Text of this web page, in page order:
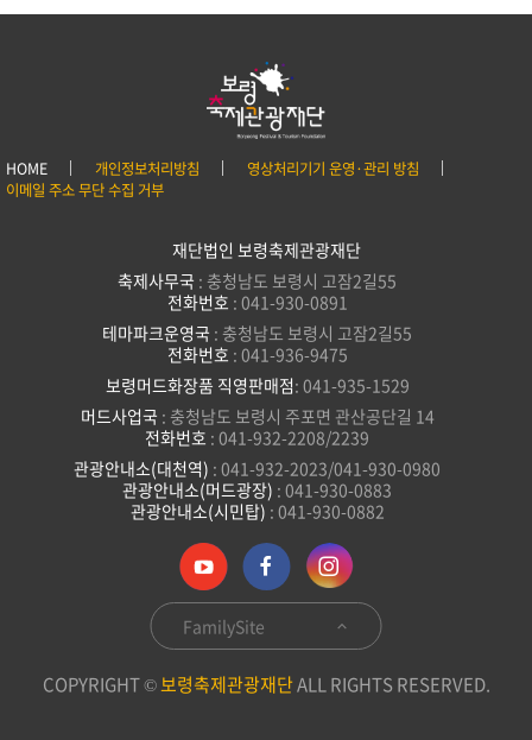
HOME 개인정보처리방침
영상처리기기 운영·관리 방침
이메일 주소 무단 수집 거부
재단법인 보령축제관광재단
축제사무국 : 충청남도 보령시 고잠2길55
전화번호 : 041-930-0891
테마파크운영국 : 충청남도 보령시 고잠2길55
전화번호 : 041-936-9475
보령머드화장품 직영판매점: 041-935-1529
머드사업국 : 충청남도 보령시 주포면 관산공단길 14
전화번호 : 041-932-2208/2239
관광안내소(대천역) : 041-932-2023/041-930-0980
관광안내소(머드광장) : 041-930-0883
관광안내소(시민탑) : 041-930-0882
FamilySite
COPYRIGHT ©보령축제관광재단ALL RIGHTS RESERVED.